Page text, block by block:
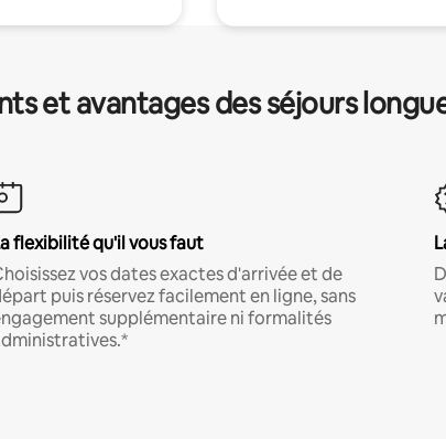
et avantages des séjours
flexibilité qu'il vous faut
vos dates exactes d'arrivée et de
puis réservez facilement en ligne, sans
supplémentaire ni formalités